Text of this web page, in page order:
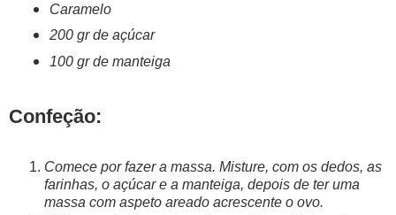
Caramelo
200 gr de açúcar
100 gr de manteiga
Confeção:
Comece por fazer a massa. Misture, com os dedos, as
farinhas, o açúcar e a manteiga, depois de ter uma
massa com aspeto areado acrescente o ovo.